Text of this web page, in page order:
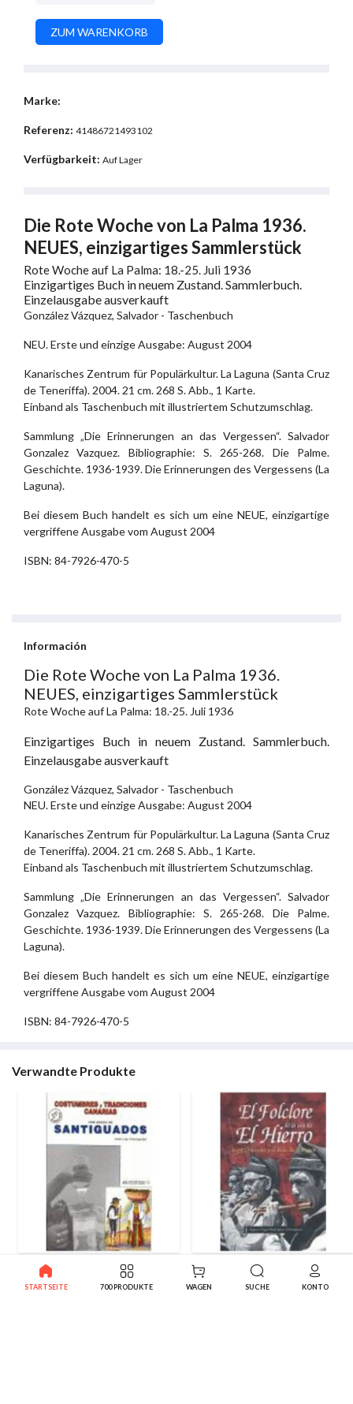
Marke:
Referenz: 41486721493102
Verfügbarkeit: Auf Lager
Die Rote Woche von La Palma 1936.
NEUES, einzigartiges Sammlerstück
Rote Woche auf La Palma: 18.-25. Juli 1936
Einzigartiges Buch in neuem Zustand. Sammlerbuch.
Einzelausgabe ausverkauft
González Vázquez, Salvador - Taschenbuch
NEU. Erste und einzige Ausgabe: August 2004
Kanarisches Zentrum für Populärkultur. La Laguna (Santa Cruz
de Teneriffa). 2004. 21 cm. 268 S. Abb., 1 Karte.
Einband als Taschenbuch mit illustriertem Schutzumschlag.
Sammlung „Die Erinnerungen an das Vergessen“. Salvador
Gonzalez Vazquez. Bibliographie: S. 265-268. Die Palme.
Geschichte. 1936-1939. Die Erinnerungen des Vergessens (La
Laguna).
Bei diesem Buch handelt es sich um eine NEUE, einzigartige
vergriffene Ausgabe vom August 2004
ISBN: 84-7926-470-5
Información
Die Rote Woche von La Palma 1936.
NEUES, einzigartiges Sammlerstück
Rote Woche auf La Palma: 18.-25. Juli 1936
Einzigartiges Buch in neuem Zustand. Sammlerbuch.
Einzelausgabe ausverkauft
González Vázquez, Salvador - Taschenbuch
NEU. Erste und einzige Ausgabe: August 2004
Kanarisches Zentrum für Populärkultur. La Laguna (Santa Cruz
de Teneriffa). 2004. 21 cm. 268 S. Abb., 1 Karte.
Einband als Taschenbuch mit illustriertem Schutzumschlag.
Sammlung „Die Erinnerungen an das Vergessen“. Salvador
Gonzalez Vazquez. Bibliographie: S. 265-268. Die Palme.
Geschichte. 1936-1939. Die Erinnerungen des Vergessens (La
Laguna).
Bei diesem Buch handelt es sich um eine NEUE, einzigartige
vergriffene Ausgabe vom August 2004
ISBN: 84-7926-470-5
Verwandte Produkte
Kanarische Kostüme &
Traditionen
Folklore der Insel El Hierro,
der
STARTSEITE 700 PRODUKTE WAGEN SUCHE KONTO